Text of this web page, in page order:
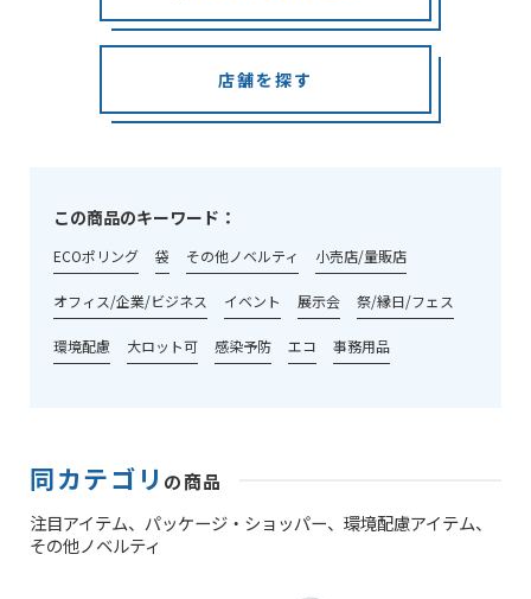
店舗を探す
この商品のキーワード：
ECOポリング 袋 その他ノベルティ 小売店/量販店
オフィス/企業/ビジネス イベント 展示会 祭/縁日/フェス
環境配慮 大ロット可 感染予防 エコ 事務用品
同カテゴリ の商品
注目アイテム、 パッケージ・ショッパー、 環境配慮アイテム、
その他ノベルティ